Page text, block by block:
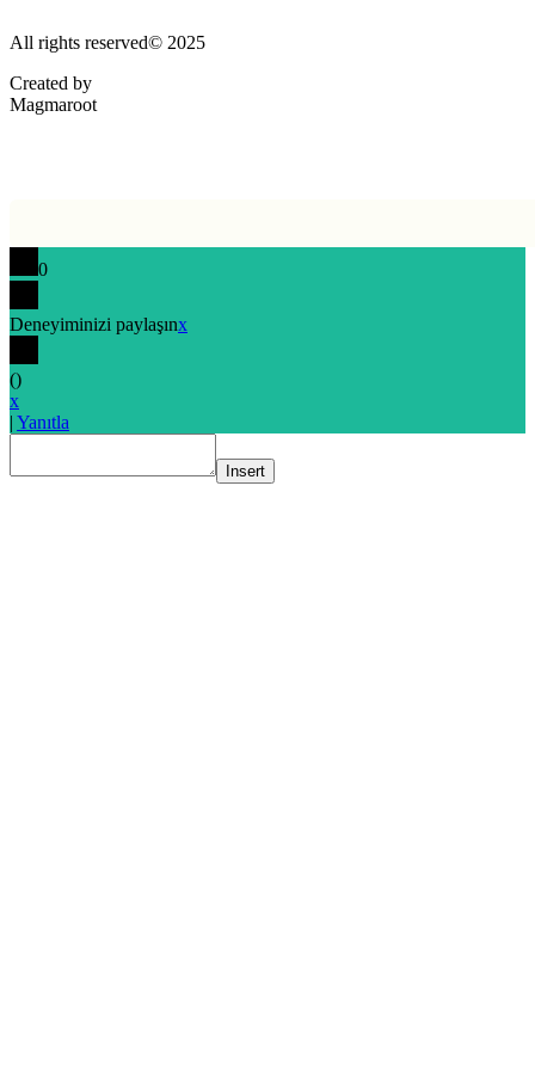
All rights reserved© 2025
Created by
Magmaroot
0
Deneyiminizi paylaşınx
()
x
| Yanıtla
Insert